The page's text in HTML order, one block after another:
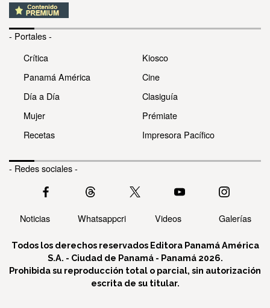
- Portales -
Crítica
Panamá América
Día a Día
Mujer
Recetas
Kiosco
Cine
Clasiguía
Prémiate
Impresora Pacífico
- Redes sociales -
Noticias Whatsappcri Videos Galerías
Todos los derechos reservados Editora Panamá América
S.A. - Ciudad de Panamá - Panamá 2026.
Prohibida su reproducción total o parcial, sin autorización
escrita de su titular.